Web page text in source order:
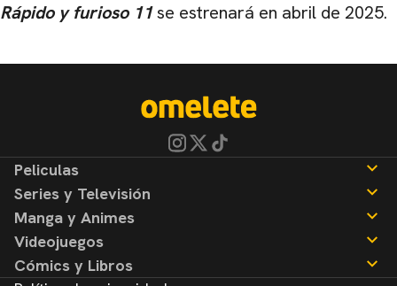
Rápido y furioso 11se estrenará en abril de 2025.
Peliculas
Noticias
Reseñas
Series y Televisión
Noticias
Reseñas
Manga y Animes
Noticias
Reseñas
Videojuegos
Noticias
Cómics y Libros